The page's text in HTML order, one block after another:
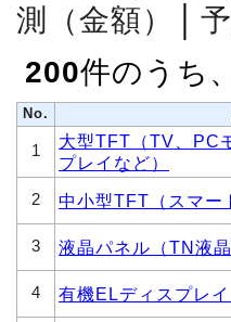
測（金額）
200件のうち
No.
1
大型TFT（TV、PC
プレイなど）
2 中小型TFT（スマー
3 液晶パネル（TN液晶
4 有機ELディスプレイ